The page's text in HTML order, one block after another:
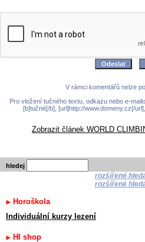
V rámci komentářů nelze
Pro vložení tučného textu, odkazu nebo e-
[b]tučné[/b], [url]http://www.domeny.cz[/
Zobrazit článek WORLD
hledej
rozšířené
rozšířené
Horoškola
Individuální kurzy lezení
HI shop